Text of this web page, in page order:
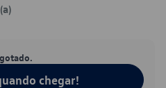
chegar!